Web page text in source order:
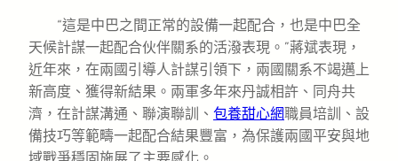
“這是中巴之間正常的設備一起配合，也是中巴全
天候計謀一起配合伙伴關系的活潑表現。”蔣斌表現，
近年來，在兩國引導人計謀引領下，兩國關系不竭邁上
新高度、獲得新結果。兩軍多年來丹誠相許、同舟共
濟，在計謀溝通、聯演聯訓、 包養甜心網職員培訓、設
備技巧等範疇一起配合結果豐富，為保護兩國平安與地